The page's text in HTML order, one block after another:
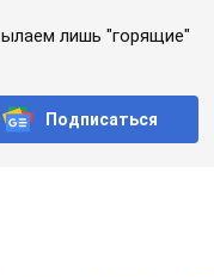
лишь "горящие"
Подписаться